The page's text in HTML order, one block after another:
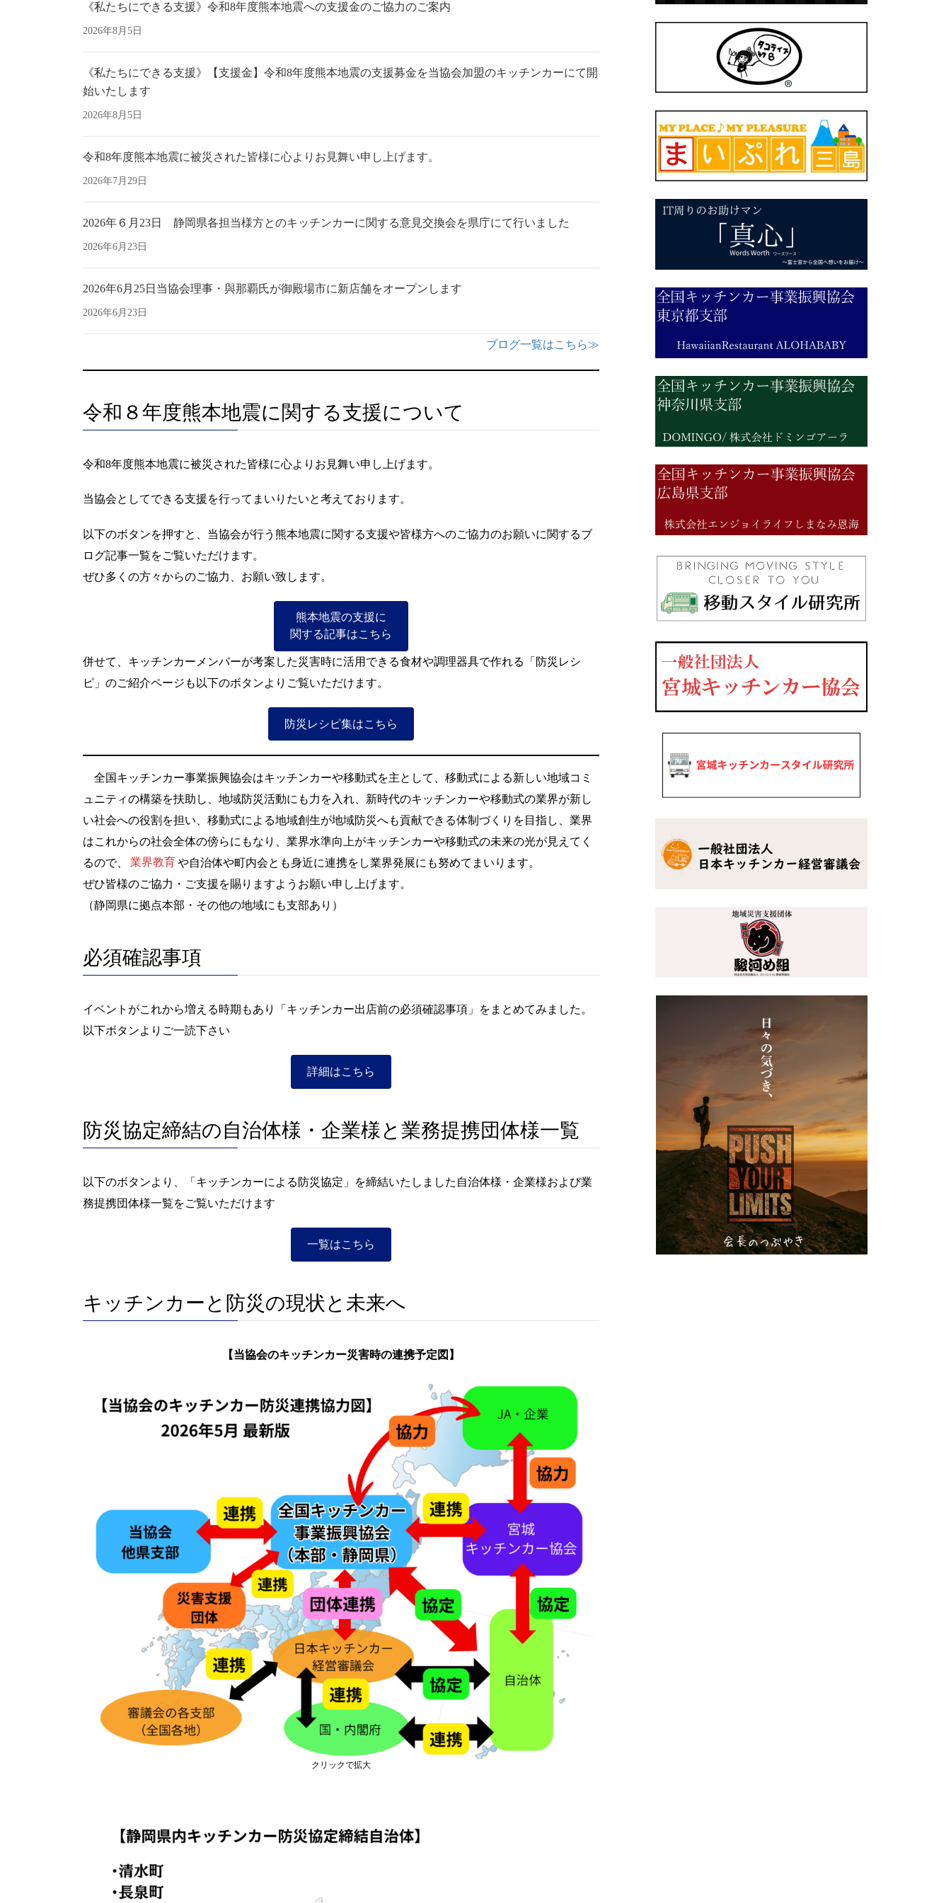
《私たちにできる支援》令和8年度熊本地震への支援金のご協力のご案内
2026年8月5日
《私たちにできる支援》【支援金】令和8年度熊本地震の支援募金を当協会加盟のキッチンカーにて開
始いたします
2026年8月5日
令和8年度熊本地震に被災された皆様に心よりお見舞い申し上げます。
2026年7月29日
2026年６月23日 静岡県各担当様方とのキッチンカーに関する意見交換会を県庁にて行いました
2026年6月23日
2026年6月25日当協会理事・與那覇氏が御殿場市に新店舗をオープンします
2026年6月23日
ブログ一覧はこちら≫
令和８年度熊本地震に関する支援について
令和8年度熊本地震に被災された皆様に心よりお見舞い申し上げます。
当協会としてできる支援を行ってまいりたいと考えております。
以下のボタンを押すと、当協会が行う熊本地震に関する支援や皆様方へのご協力のお願いに関するブ
ログ記事一覧をご覧いただけます。
ぜひ多くの方々からのご協力、お願い致します。
熊本地震の支援に
関する記事はこちら
併せて、キッチンカーメンバーが考案した災害時に活用できる食材や調理器具で作れる「防災レシ
ピ」のご紹介ページも以下のボタンよりご覧いただけます。
防災レシピ集はこちら
全国キッチンカー事業振興協会はキッチンカーや移動式を主として、移動式による新しい地域コミ
ュニティの構築を扶助し、地域防災活動にも力を入れ、新時代のキッチンカーや移動式の業界が新し
い社会への役割を担い、移動式による地域創生が地域防災へも貢献できる体制づくりを目指し、業界
はこれからの社会全体の傍らにもなり、業界水準向上がキッチンカーや移動式の未来の光が見えてく
るので、
業界教育 や自治体や町内会とも身近に連携をし業界発展にも努めてまいります。
ぜひ皆様のご協力・ご支援を賜りますようお願い申し上げます。
（静岡県に拠点本部・その他の地域にも支部あり）
必須確認事項
イベントがこれから増える時期もあり「キッチンカー出店前の必須確認事項」をまとめてみました。
以下ボタンよりご一読下さい
詳細はこちら
防災協定締結の自治体様・企業様と業務提携団体様一覧
以下のボタンより、「キッチンカーによる防災協定」を締結いたしました自治体様・企業様および業
務提携団体様一覧をご覧いただけます
一覧はこちら
キッチンカーと防災の現状と未来へ
【当協会のキッチンカー災害時の連携予定図】
クリックで拡大